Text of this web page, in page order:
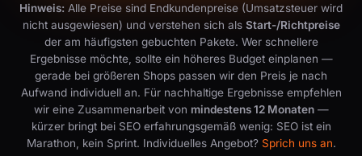
Hinweis: Alle Preise sind Endkundenpreise (Umsatzsteuer wird
nicht ausgewiesen) und verstehen sich als Start-/Richtpreise
der am häufigsten gebuchten Pakete. Wer schnellere
Ergebnisse möchte, sollte ein höheres Budget einplanen —
gerade bei größeren Shops passen wir den Preis je nach
Aufwand individuell an. Für nachhaltige Ergebnisse empfehlen
wir eine Zusammenarbeit von mindestens 12 Monaten—
kürzer bringt bei SEO erfahrungsgemäß wenig: SEO ist ein
Marathon, kein Sprint. Individuelles Angebot? Sprich uns an.